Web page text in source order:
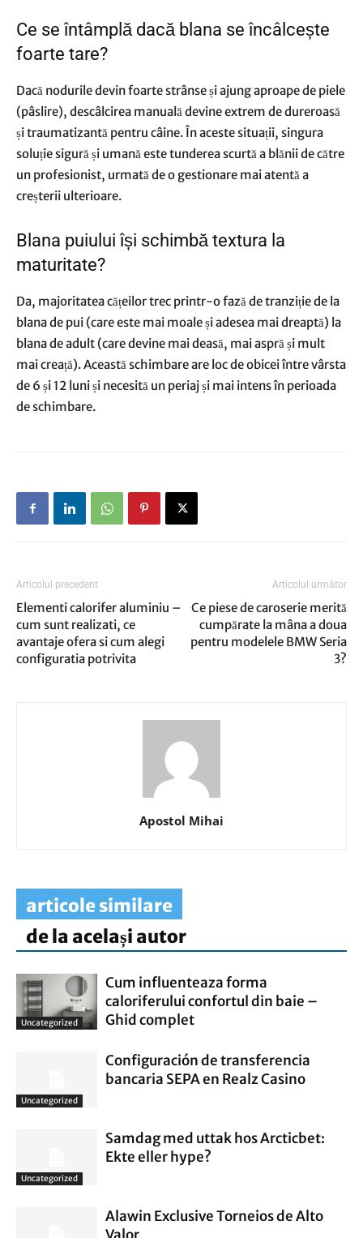
Ce se întâmplă dacă blana se încâlcește
foarte tare?
Dacă nodurile devin foarte strânse și ajung aproape de piele
(pâslire), descâlcirea manuală devine extrem de dureroasă
și traumatizantă pentru câine. În aceste situații, singura
soluție sigură și umană este tunderea scurtă a blănii de către
un profesionist, urmată de o gestionare mai atentă a
creșterii ulterioare.
Blana puiului își schimbă textura la
maturitate?
Da, majoritatea cățeilor trec printr-o fază de tranziție de la
blana de pui (care este mai moale și adesea mai dreaptă) la
blana de adult (care devine mai deasă, mai aspră și mult
mai creață). Această schimbare are loc de obicei între vârsta
de 6 și 12 luni și necesită un periaj și mai intens în perioada
de schimbare.
Articolul precedent
Elementi calorifer aluminiu –
cum sunt realizati, ce
avantaje ofera si cum alegi
configuratia potrivita
Articolul următor
Ce piese de caroserie merită
cumpărate la mâna a doua
pentru modelele BMW Seria
3?
Apostol Mihai
articole similare
de la același autor
Uncategorized
Cum influenteaza forma
caloriferului confortul din baie –
Ghid complet
Uncategorized
Configuración de transferencia
bancaria SEPA en Realz Casino
Uncategorized
Samdag med uttak hos Arcticbet:
Ekte eller hype?
Alawin Exclusive Torneios de Alto